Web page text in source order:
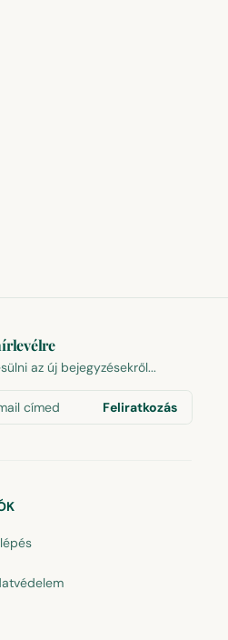
az új bejegyzésekről...
címed Feliratkozás